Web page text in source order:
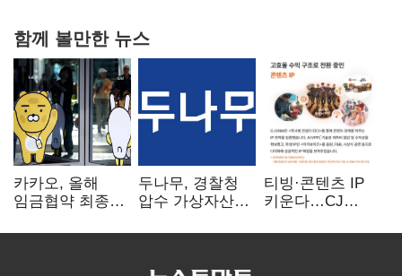
함께 볼만한 뉴스
카카오, 올해
임금협약 최종
인상·격려금
두나무, 경찰청
압수 가상자산
커스터디 사업
티빙·콘텐츠 IP
키운다…CJ
글로벌 확장 가속